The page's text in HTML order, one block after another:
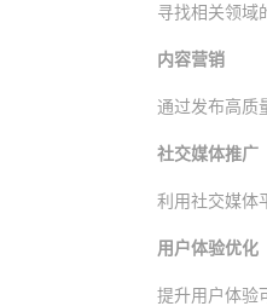
寻找相关领域
内容营销
通过发布高质
社交媒体推广
利用社交媒体
用户体验优化
提升用户体验